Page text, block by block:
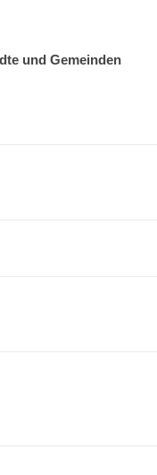
und Gemeinden